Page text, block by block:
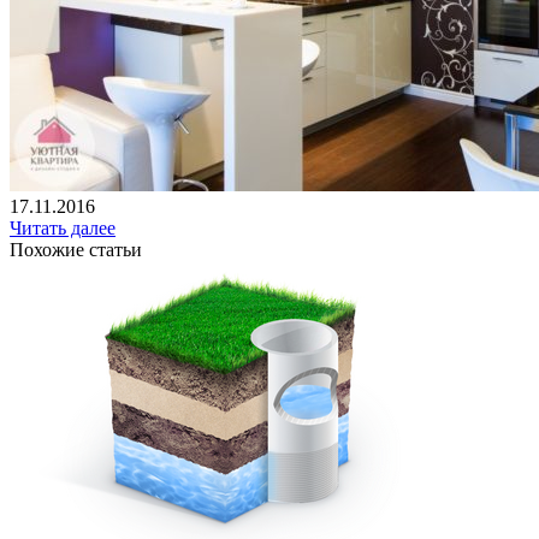
17.11.2016
Читать далее
Похожие статьи